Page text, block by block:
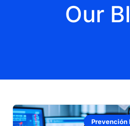
Our
Prevención